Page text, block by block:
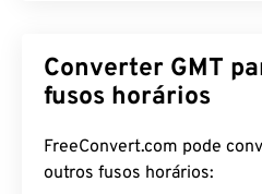
Converter GMT
fusos horários
FreeConvert.com pode
outros fusos horários: